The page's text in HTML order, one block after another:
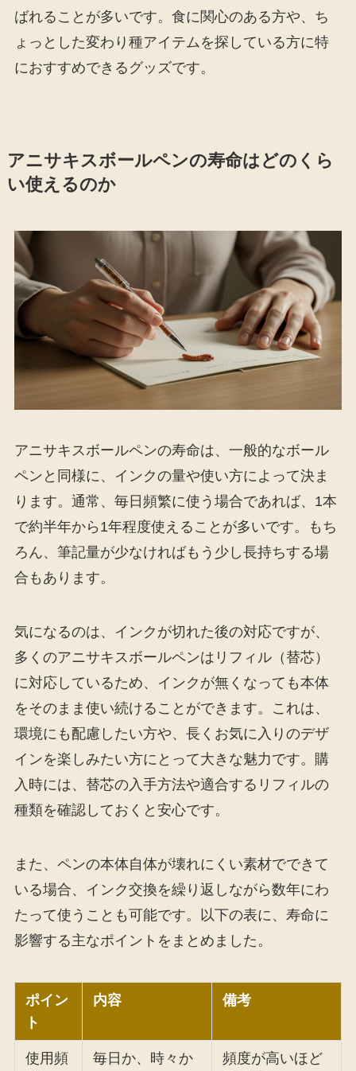
ばれることが多いです。食に関心のある方や、ち
ょっとした変わり種アイテムを探している方に特
におすすめできるグッズです。
アニサキスボールペンの寿命はどのくら
い使えるのか
アニサキスボールペンの寿命は、一般的なボール
ペンと同様に、インクの量や使い方によって決ま
ります。通常、毎日頻繁に使う場合であれば、1本
で約半年から1年程度使えることが多いです。もち
ろん、筆記量が少なければもう少し長持ちする場
合もあります。
気になるのは、インクが切れた後の対応ですが、
多くのアニサキスボールペンはリフィル（替芯）
に対応しているため、インクが無くなっても本体
をそのまま使い続けることができます。これは、
環境にも配慮したい方や、長くお気に入りのデザ
インを楽しみたい方にとって大きな魅力です。購
入時には、替芯の入手方法や適合するリフィルの
種類を確認しておくと安心です。
また、ペンの本体自体が壊れにくい素材でできて
いる場合、インク交換を繰り返しながら数年にわ
たって使うことも可能です。以下の表に、寿命に
影響する主なポイントをまとめました。
ポイン
ト
内容 備考
使用頻
毎日か、時々か
頻度が高いほど